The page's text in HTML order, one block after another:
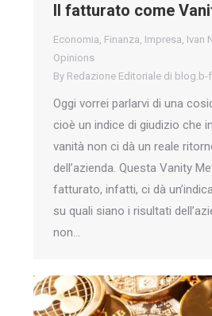
Il fatturato come
Economia, Finanza, Impresa, Ivan
Opinions
By Redazione Editoriale di blog.b-
Oggi vorrei parlarvi di una
cioè un indice di giudizio che
vanità non ci dà un reale
dell’azienda. Questa Vanity
fatturato, infatti, ci dà
su quali siano i risultati
non…